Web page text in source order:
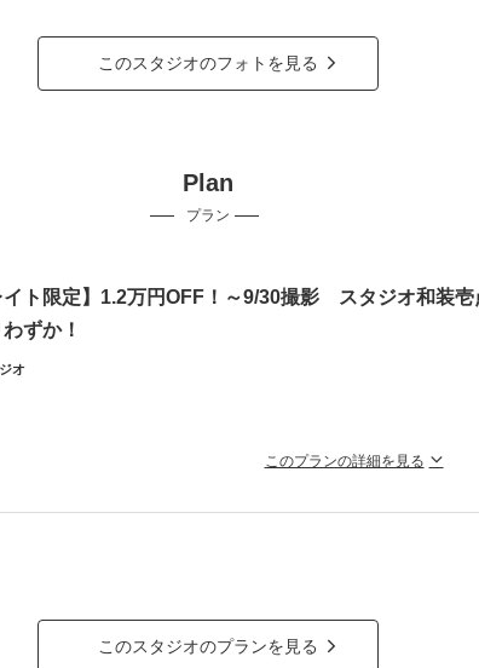
このスタジオのフォトを見る
Plan
プラン
イト限定】1.2万円OFF！～9/30撮影 スタジオ和装
ずか！
オ
このプランの詳細を見る
小物・ブーケ・足袋・シューズ無料貸出！
合→土日祝料金11,000円OFF（適用で～8/31まで無料、9/1～11,000円
このスタジオのプランを見る